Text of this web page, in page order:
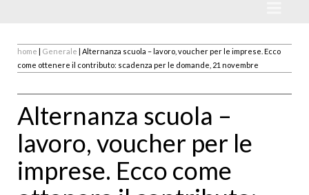
home | Generale | Alternanza scuola – lavoro, voucher per le imprese. Ecco
come ottenere il contributo: scadenza per le domande, 21 novembre
Alternanza scuola –
lavoro, voucher per le
imprese. Ecco come